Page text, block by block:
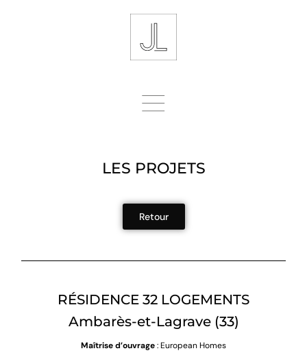
LES PROJETS
Retour
RÉSIDENCE 32 LOGEMENTS
Ambarès-et-Lagrave (33)
Maîtrise d’ouvrage: European Homes